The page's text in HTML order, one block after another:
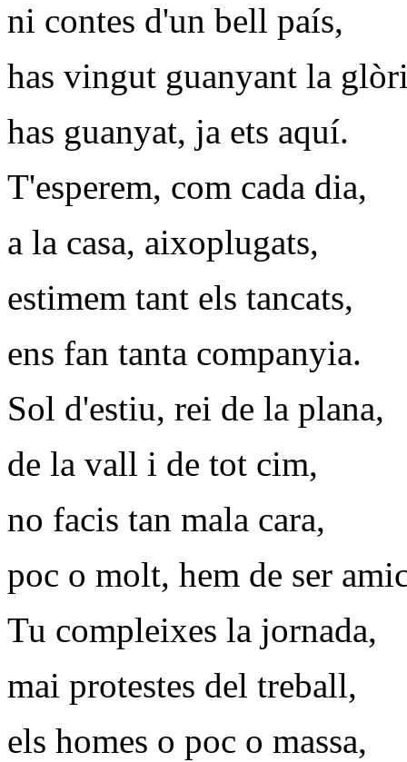
ni contes d'un bell país,
has vingut guanyant la
has guanyat, ja ets aquí.
T'esperem, com cada dia,
a la casa, aixoplugats,
estimem tant els tancats,
ens fan tanta companyia.
Sol d'estiu, rei de la plana,
de la vall i de tot cim,
no facis tan mala cara,
poc o molt, hem de ser
Tu compleixes la jornada,
mai protestes del treball,
els homes o poc o massa,